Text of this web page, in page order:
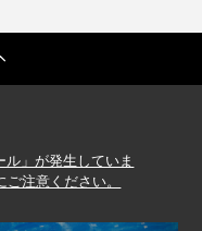
ル」が発生していま
注意ください。